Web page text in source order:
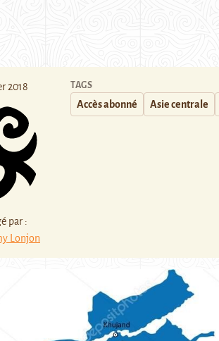
2018
par :
Lonjon
TAGS
Accès abonné Asie centrale